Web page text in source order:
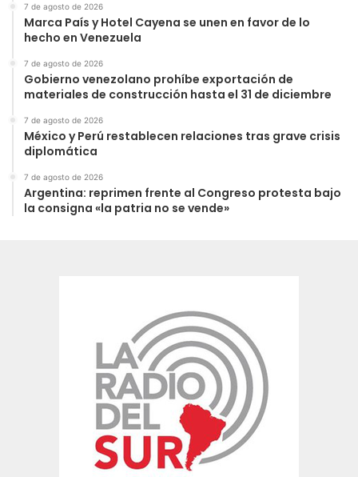
7 de agosto de 2026
Marca País y Hotel Cayena se unen en favor de lo
hecho en Venezuela
7 de agosto de 2026
Gobierno venezolano prohíbe exportación de
materiales de construcción hasta el 31 de diciembre
7 de agosto de 2026
México y Perú restablecen relaciones tras grave crisis
diplomática
7 de agosto de 2026
Argentina: reprimen frente al Congreso protesta bajo
la consigna «la patria no se vende»